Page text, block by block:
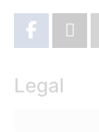
Legal